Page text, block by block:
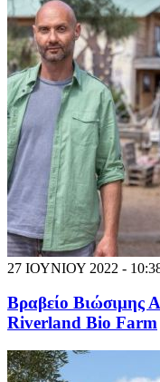
27 ΙΟΥΝΙΟΥ 2022 -
Βραβείο Βιώσιμης
Riverland Bio Farm